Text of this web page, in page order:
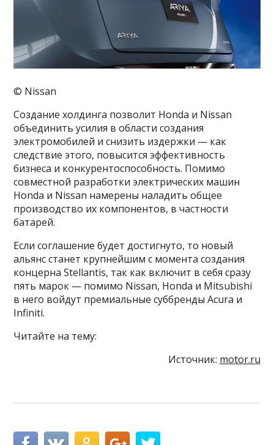
© Nissan
Создание холдинга позволит Honda и Nissan
объединить усилия в области создания
электромобилей и снизить издержки — как
следствие этого, повысится эффективность
бизнеса и конкурентоспособность. Помимо
совместной разработки электрических машин
Honda и Nissan намерены наладить общее
производство их компонентов, в частности
батарей.
Если соглашение будет достигнуто, то новый
альянс станет крупнейшим с момента создания
концерна Stellantis, так как включит в себя сразу
пять марок — помимо Nissan, Honda и Mitsubishi
в него войдут премиальные суббренды Acura и
Infiniti.
Читайте на тему:
Источник: motor.ru